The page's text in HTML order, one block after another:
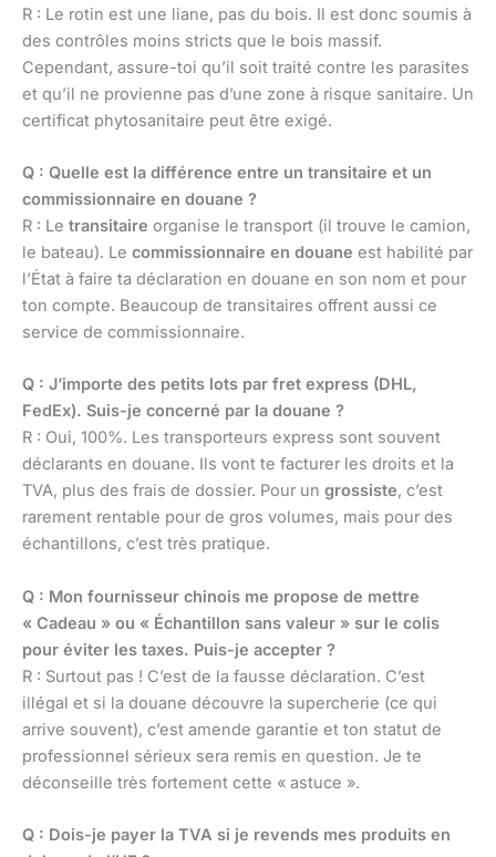
R : Le rotin est une liane, pas du bois. Il est donc soumis à
des contrôles moins stricts que le bois massif.
Cependant, assure-toi qu’il soit traité contre les parasites
et qu’il ne provienne pas d’une zone à risque sanitaire. Un
certificat phytosanitaire peut être exigé.
Q : Quelle est la différence entre un transitaire et un
commissionnaire en douane ?
R : Le transitaire organise le transport (il trouve le camion,
le bateau). Le commissionnaire en douane est habilité par
l’État à faire ta déclaration en douane en son nom et pour
ton compte. Beaucoup de transitaires offrent aussi ce
service de commissionnaire.
Q : J’importe des petits lots par fret express (DHL,
FedEx). Suis-je concerné par la douane ?
R : Oui, 100%. Les transporteurs express sont souvent
déclarants en douane. Ils vont te facturer les droits et la
TVA, plus des frais de dossier. Pour un grossiste, c’est
rarement rentable pour de gros volumes, mais pour des
échantillons, c’est très pratique.
Q : Mon fournisseur chinois me propose de mettre
« Cadeau » ou « Échantillon sans valeur » sur le colis
pour éviter les taxes. Puis-je accepter ?
R : Surtout pas ! C’est de la fausse déclaration. C’est
illégal et si la douane découvre la supercherie (ce qui
arrive souvent), c’est amende garantie et ton statut de
professionnel sérieux sera remis en question. Je te
déconseille très fortement cette « astuce ».
Q : Dois-je payer la TVA si je revends mes produits en